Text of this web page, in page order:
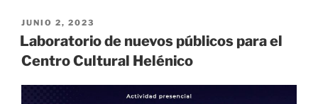
PUBLICADO
EL
JUNIO 2, 2023
Laboratorio de nuevos públicos para el
Centro Cultural Helénico